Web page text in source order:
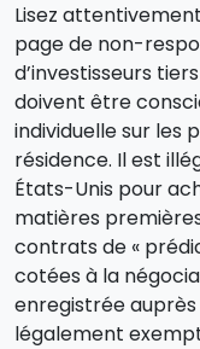
Lisez
page de non-
d’investisseurs
doivent être
individuelle sur les
résidence. Il est
États-Unis pour
matières
contrats de «
cotées à la
enregistrée auprès
légalement